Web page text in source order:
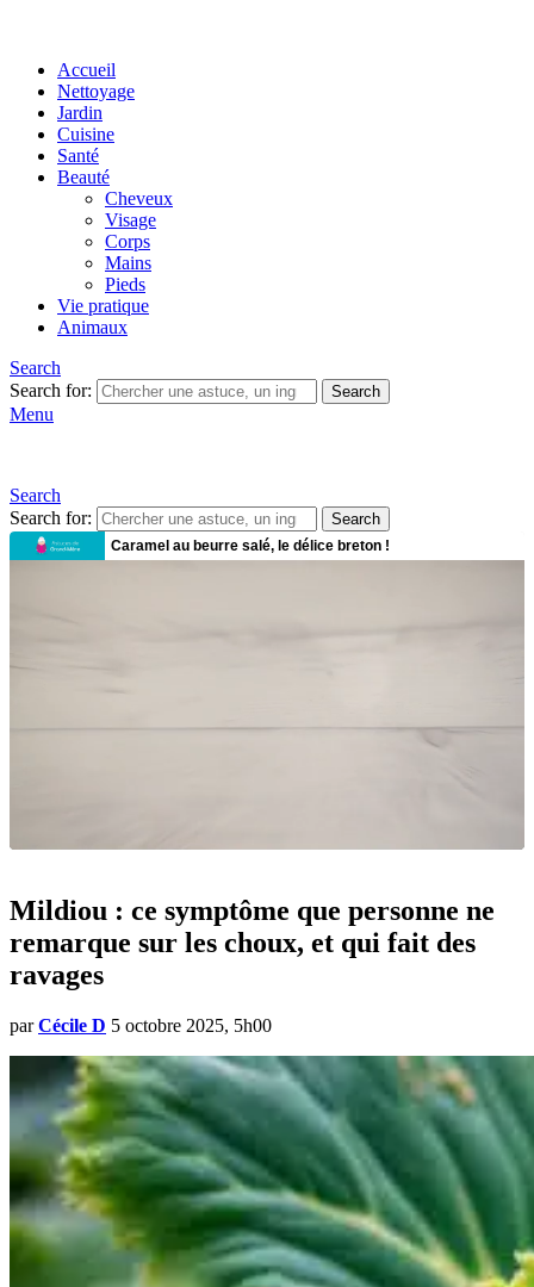
Accueil
Nettoyage
Jardin
Cuisine
Santé
Beauté
Cheveux
Visage
Corps
Mains
Pieds
Vie pratique
Animaux
Search
Search for:
Search
Menu
Search
Search for:
Search
Mildiou : ce symptôme que personne ne
remarque sur les choux, et qui fait des
ravages
par Cécile D 5 octobre 2025, 5h00